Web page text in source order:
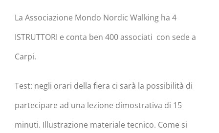
La Associazione Mondo Nordic Walking ha 4
ISTRUTTORI e conta ben 400 associati con sede a
Carpi.
Test: negli orari della fiera ci sarà la possibilità di
partecipare ad una lezione dimostrativa di 15
minuti. Illustrazione materiale tecnico. Come si